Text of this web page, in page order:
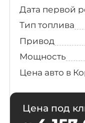
Тип топлива
Привод
Мощность
Цена авто в
Цена под